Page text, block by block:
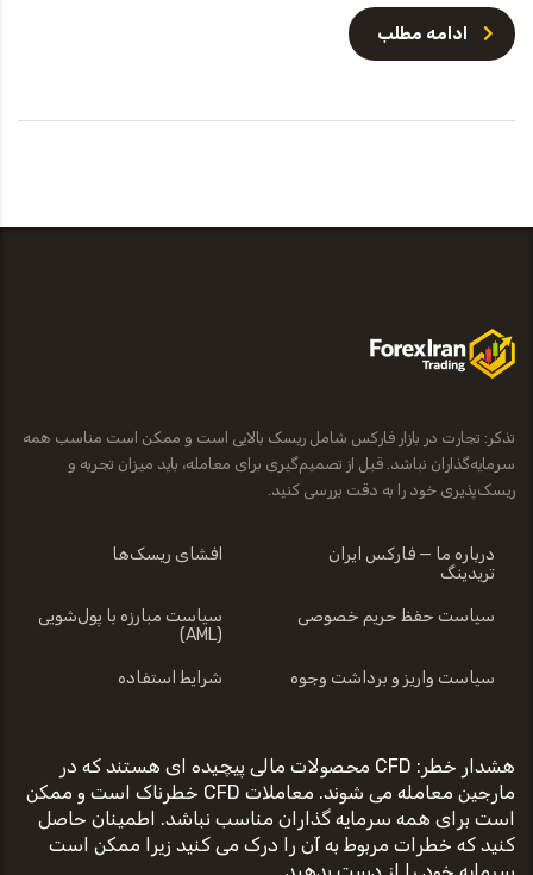
ادامه مطلب
تذکر: تجارت در بازار فارکس شامل ریسک بالایی است و ممکن است مناسب همه
سرمایه‌گذاران نباشد. قبل از تصمیم‌گیری برای معامله، باید میزان تجربه و
ریسک‌پذیری خود را به دقت بررسی کنید.
درباره ما — فارکس ایران
تریدینگ
افشای ریسک‌ها
سیاست حفظ حریم خصوصی
سیاست مبارزه با پول‌شویی
(AML)
سیاست واریز و برداشت وجوه شرایط استفاده
هشدار خطر: CFD محصولات مالی پیچیده ای هستند که در
مارجین معامله می شوند. معاملات CFD خطرناک است و ممکن
است برای همه سرمایه گذاران مناسب نباشد. اطمینان حاصل
کنید که خطرات مربوط به آن را درک می کنید زیرا ممکن است